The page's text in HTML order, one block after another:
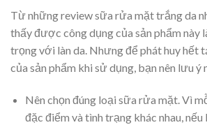
Từ những review sữa rửa mặt trắng da
thấy được công dụng của sản phẩm này
trọng với làn da. Nhưng để phát huy hết
của sản phẩm khi sử dụng, bạn nên lưu ý
Nên chọn đúng loại sữa rửa mặt. Vì
đặc điểm và tình trạng khác nhau,